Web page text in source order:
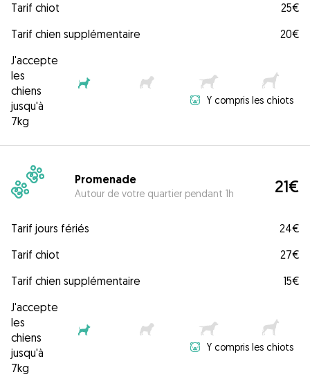
Tarif chiot
25€
Tarif chien supplémentaire
20€
J'accepte
les
chiens
jusqu'à
7kg
Y compris les chiots
Promenade
Autour de votre quartier pendant 1h 21€
Tarif jours fériés
24€
Tarif chiot
27€
Tarif chien supplémentaire
15€
J'accepte
les
chiens
jusqu'à
7kg
Y compris les chiots